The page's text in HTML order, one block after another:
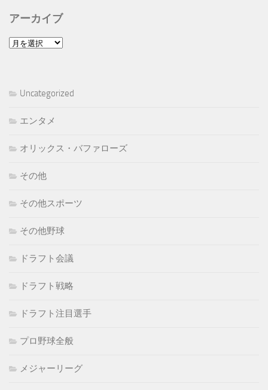
アーカイブ
ア
ブ
Uncategorized
エンタメ
オリックス・バファローズ
その他
その他スポーツ
その他野球
ドラフト会議
ドラフト戦略
ドラフト注目選手
プロ野球全般
メジャーリーグ